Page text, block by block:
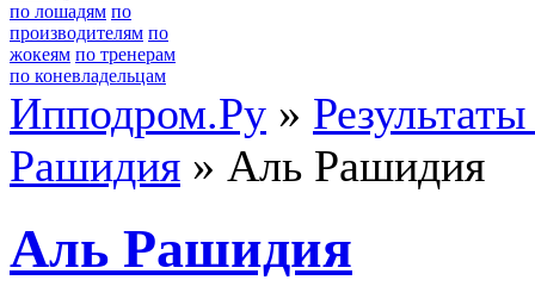
по лошадям по
производителям по
жокеям по тренерам
по коневладельцам
Ипподром.Ру »
Рашидия » Аль Рашидия
Аль Рашидия